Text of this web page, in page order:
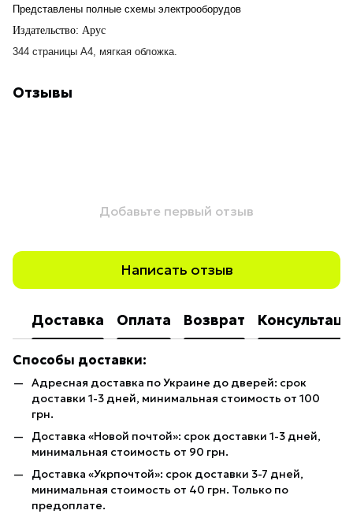
Представлены полные схемы электрооборудов
Издательство: Арус
344 страницы А4, мягкая обложка.
Отзывы
Добавьте первый отзыв
Написать отзыв
Доставка Оплата Возврат
Способы доставки:
Адресная доставка по Украине до дверей: срок
доставки 1-3 дней, минимальная стоимость от 100
грн.
Доставка «Новой почтой»: срок доставки 1-3 дней,
минимальная стоимость от 90 грн.
Доставка «Укрпочтой»: срок доставки 3-7 дней,
минимальная стоимость от 40 грн. Только по
предоплате.